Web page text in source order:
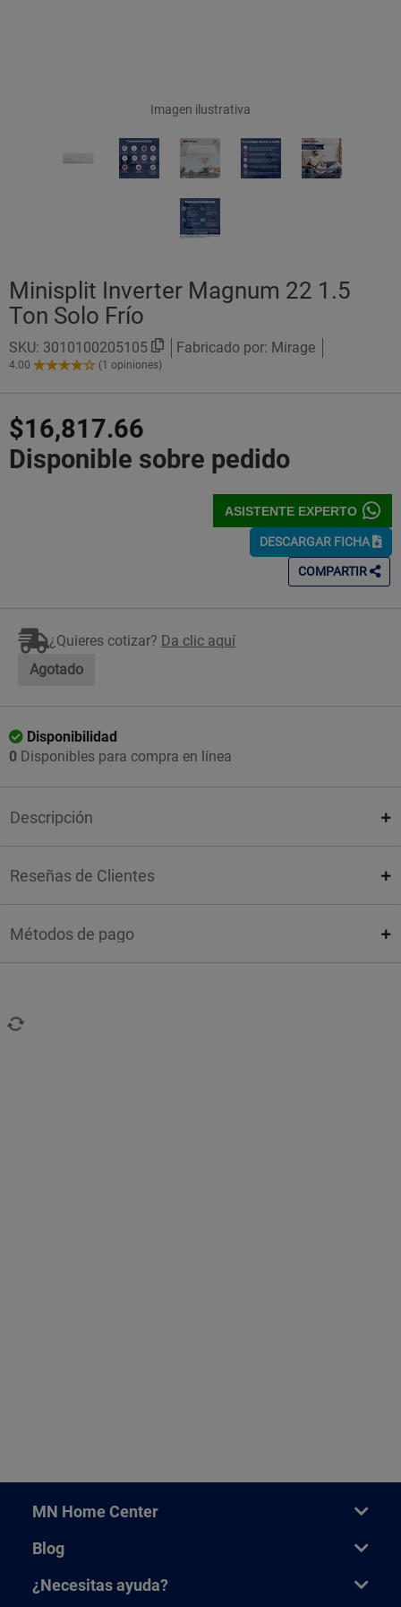
Imagen ilustrativa
Minisplit Inverter Magnum 22 1.5
Ton Solo Frío
SKU: 3010100205105 Fabricado por: Mirage
4.00
4.00
Estrellas!
(1 opiniones)
$16,817.66
Disponible sobre pedido
ASISTENTE EXPERTO
DESCARGAR FICHA
COMPARTIR
¿Quieres cotizar? Da clic aquí
Agotado
Disponibilidad
0 Disponibles para compra en línea
Descripción
Reseñas de Clientes
Métodos de pago
MN Home Center
Blog
¿Necesitas ayuda?